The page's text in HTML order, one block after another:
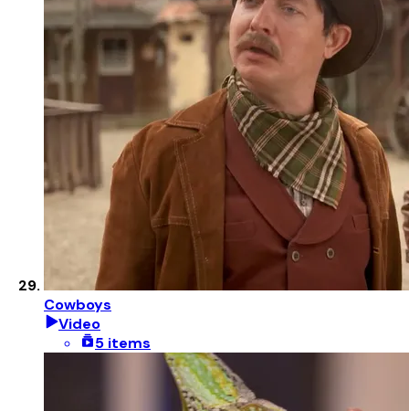
Cowboys
Video
5 items